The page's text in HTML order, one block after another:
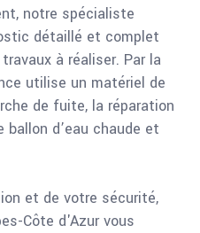
notre spécialiste
détaillé et complet
à réaliser. Par la
utilise un matériel de
de fuite, la réparation
ballon d’eau chaude et
et de votre sécurité,
Côte d'Azur vous